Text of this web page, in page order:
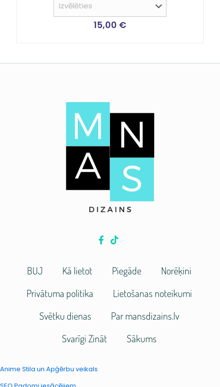
15,00 €
BUJ Kā lietot Piegāde
Norēķini
Privātuma politika
Lietošanas noteikumi
Svētku dienas
Par mansdizains.lv
Svarīgi Zināt
Sākums
Anime Stila un Apģērbu veikals